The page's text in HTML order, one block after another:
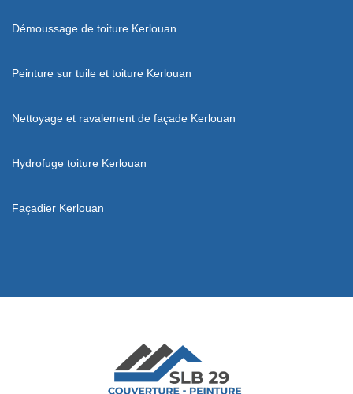
Démoussage de toiture Kerlouan
Peinture sur tuile et toiture Kerlouan
Nettoyage et ravalement de façade Kerlouan
Hydrofuge toiture Kerlouan
Façadier Kerlouan